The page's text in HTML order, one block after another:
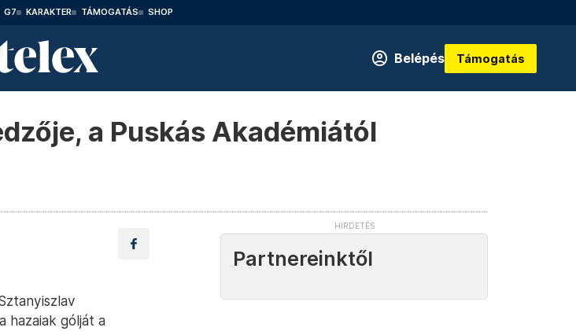
G7 KARAKTER TÁMOGATÁS SHOP
Belépés Támogatás
a Puskás Akadémiától
hazaiak gólját a
Partnereinktől